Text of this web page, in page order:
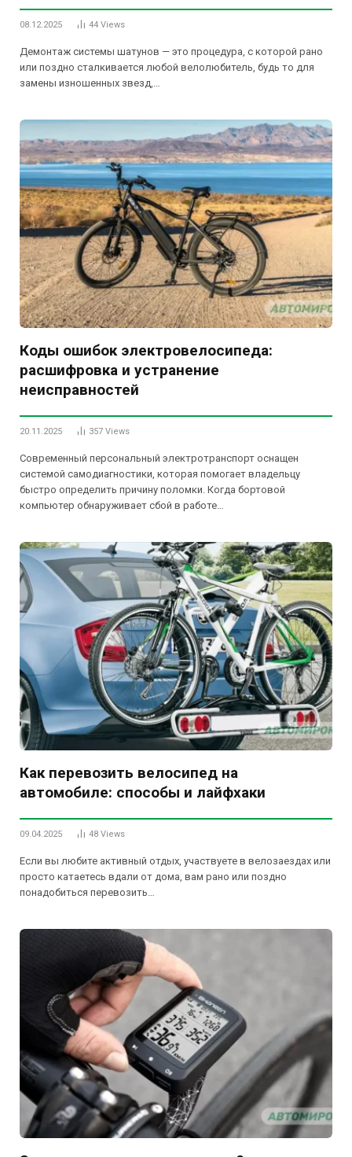
08.12.2025 44 Views
Демонтаж системы шатунов — это процедура, с которой рано
или поздно сталкивается любой велолюбитель, будь то для
замены изношенных звезд,…
Коды ошибок электровелосипеда:
расшифровка и устранение
неисправностей
20.11.2025 357 Views
Современный персональный электротранспорт оснащен
системой самодиагностики, которая помогает владельцу
быстро определить причину поломки. Когда бортовой
компьютер обнаруживает сбой в работе…
Как перевозить велосипед на
автомобиле: способы и лайфхаки
09.04.2025 48 Views
Если вы любите активный отдых, участвуете в велозаездах или
просто катаетесь вдали от дома, вам рано или поздно
понадобиться перевозить…